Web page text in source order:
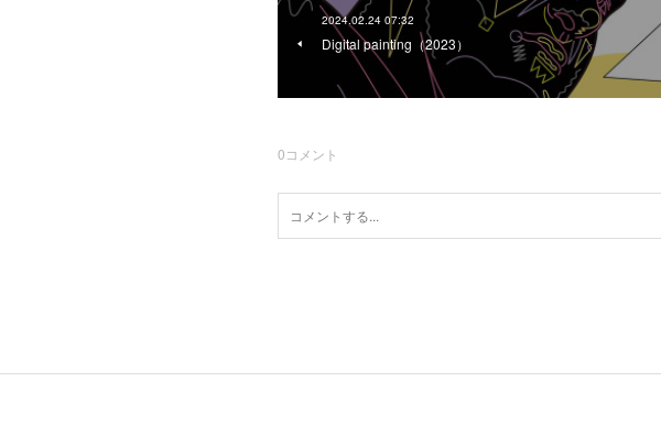
2024.02.24 07:32
Digital painting（2023）
0コメント